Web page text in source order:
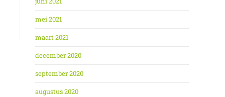
mei 2021
maart 2021
december 2020
september 2020
augustus 2020